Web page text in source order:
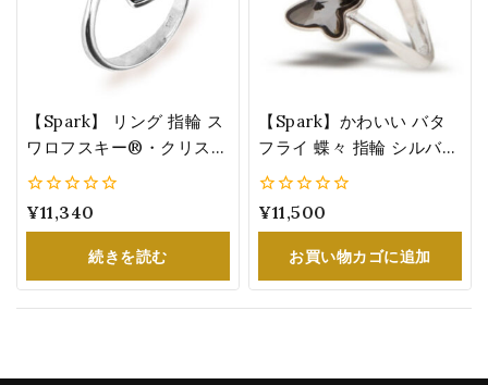
【Spark】 リング 指輪 ス
ワロフスキー®・クリスタ
ル シルバー レディース オ
ルバー・ナイト アクアマ
リンカラー
0
5
¥11,340
続きを読む
【Spark】かわいい バタ
フライ 蝶々 指輪 シルバー
リング スワロフスキー
ルー 誕生日 プレゼント
P2854SNDB
0
5
¥11,500
お買い物カゴに追加